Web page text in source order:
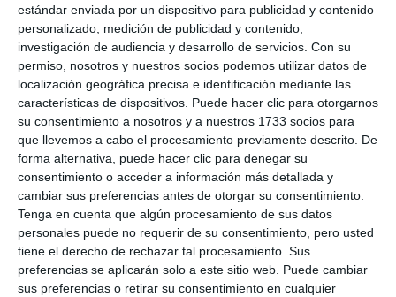
estándar enviada por un dispositivo para publicidad y contenido
personalizado, medición de publicidad y contenido,
investigación de audiencia y desarrollo de servicios. Con su
permiso, nosotros y nuestros socios podemos utilizar datos de
localización geográfica precisa e identificación mediante las
características de dispositivos. Puede hacer clic para otorgarnos
su consentimiento a nosotros y a nuestros 1733 socios para
que llevemos a cabo el procesamiento previamente descrito. De
forma alternativa, puede hacer clic para denegar su
consentimiento o acceder a información más detallada y
cambiar sus preferencias antes de otorgar su consentimiento.
Tenga en cuenta que algún procesamiento de sus datos
personales puede no requerir de su consentimiento, pero usted
tiene el derecho de rechazar tal procesamiento. Sus
preferencias se aplicarán solo a este sitio web. Puede cambiar
sus preferencias o retirar su consentimiento en cualquier